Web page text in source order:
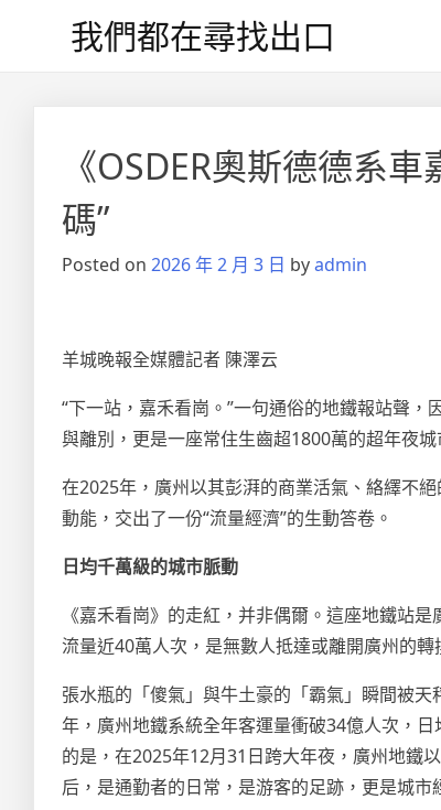
我們都在尋找出口
《OSDER奧斯德德系
碼”
Posted on 2026 年 2 月 3 日 byadmin
羊城晚報全媒體記者 陳澤云
“下一站，嘉禾看崗。”一句通俗的地鐵報站聲
與離別，更是一座常住生齒超1800萬的超年夜
在2025年，廣州以其彭湃的商業活氣、絡繹不
動能，交出了一份“流量經濟”的生動答卷。
日均千萬級的城市脈動
《嘉禾看崗》的走紅，并非偶爾。這座地鐵站
流量近40萬人次，是無數人抵達或離開廣州的
張水瓶的「傻氣」與牛土豪的「霸氣」瞬間被
年，廣州地鐵系統全年客運量衝破34億人次，
的是，在2025年12月31日跨大年夜，廣州地鐵
后，是通勤者的日常，是游客的足跡，更是城市